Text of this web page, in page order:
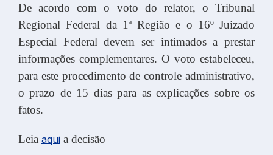
De acordo com o voto do relator, o Tribunal
Regional Federal da 1ª Região e o 16º Juizado
Especial Federal devem ser intimados a prestar
informações complementares. O voto estabeleceu,
para este procedimento de controle administrativo,
o prazo de 15 dias para as explicações sobre os
fatos.
Leia aqui a decisão